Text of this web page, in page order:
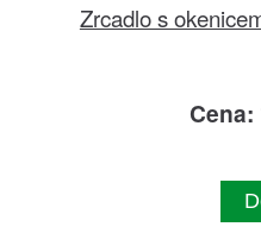
Zrcadlo s
Cena: